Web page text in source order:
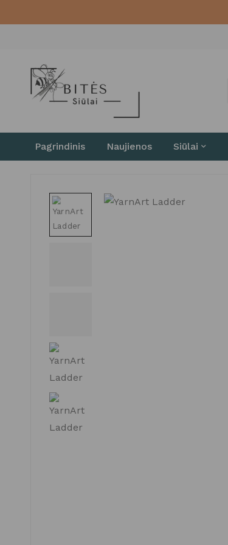
Pagrindinis Naujienos Siūlai